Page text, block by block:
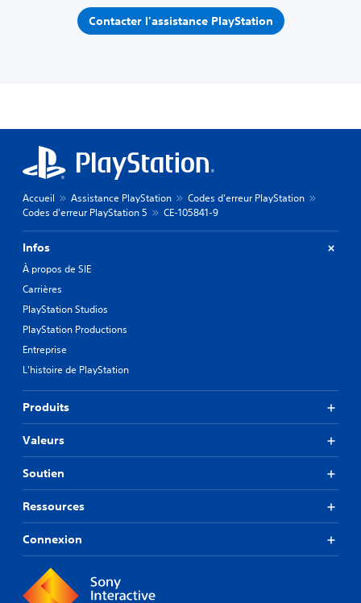
Contacter l'assistance PlayStation
Accueil Assistance PlayStation
Codes d'erreur PlayStation
Codes d'erreur PlayStation 5
CE-105841-9
Infos
À propos de SIE
Carrières
PlayStation Studios
PlayStation Productions
Entreprise
L'histoire de PlayStation
Produits
Valeurs
Soutien
Ressources
Connexion